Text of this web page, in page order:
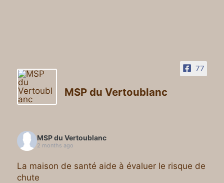
77
MSP du Vertoublanc
MSP du Vertoublanc
2 months ago
La maison de santé aide à évaluer le risque de
chute